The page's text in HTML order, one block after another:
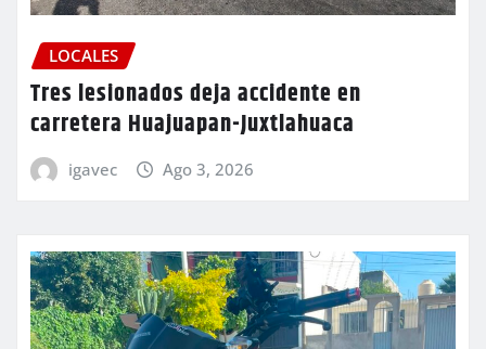
LOCALES
Tres lesionados deja accidente en
carretera Huajuapan-Juxtlahuaca
igavec Ago 3, 2026